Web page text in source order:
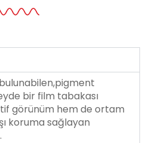
bulunabilen,pigment
bir film tabakası
görünüm hem de ortam
koruma sağlayan